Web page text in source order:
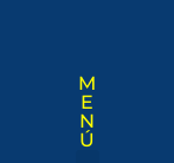
M
E
N
Ú